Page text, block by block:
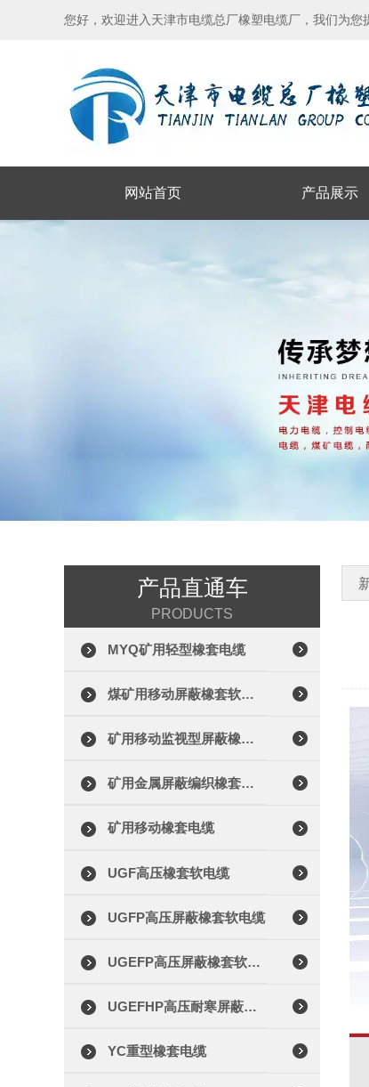
您好，欢迎进入天津市电缆总厂橡塑电缆厂，我们为
网站首页 产品展示
产品直通车
PRODUCTS
MYQ矿用轻型橡套电缆
煤矿用移动屏蔽橡套软电缆
矿用移动监视型屏蔽橡套电缆
矿用金属屏蔽编织橡套电缆
矿用移动橡套电缆
UGF高压橡套软电缆
UGFP高压屏蔽橡套软电缆
UGEFP高压屏蔽橡套软电缆
UGEFHP高压耐寒屏蔽橡套软电缆
YC重型橡套电缆